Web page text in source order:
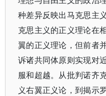
种差异反映出马克思主
克思主义的正义理论在
翼的正义理论，但前者
诉诸共同体原则实现对
服和超越。从批判诺齐
义右翼正义论，到揭示